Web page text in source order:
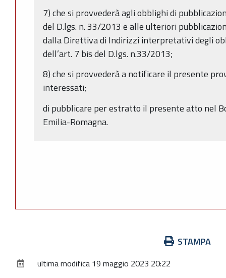
7) che si provvederà agli obblighi di
del D.lgs. n. 33/2013 e alle ulteriori
dalla Direttiva di Indirizzi interpretativi degli
dell’art. 7 bis del D.lgs. n.33/2013;
8) che si provvederà a notificare il presente
interessati;
di pubblicare per estratto il presente atto nel
Emilia-Romagna.
documento
STAMPA
ultima modifica 19 maggio 2023 20:22